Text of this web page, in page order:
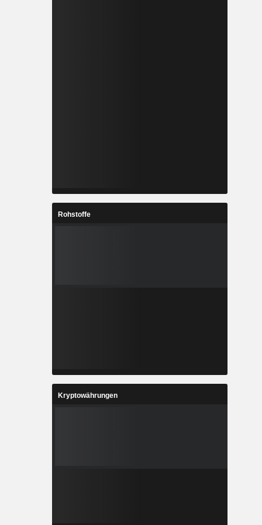
Rohstoffe
Kryptowährungen